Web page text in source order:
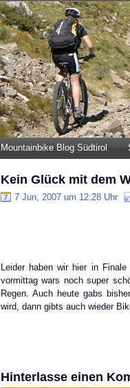
Mountainbike Blog Südtirol
Kein Glück mit dem
7 Jun, 2007 um 12:28 Uhr
Leider haben wir hier in
vormittag wars noch super
Regen. Auch heute gabs
wird, dann gibts auch wieder
Hinterlasse einen